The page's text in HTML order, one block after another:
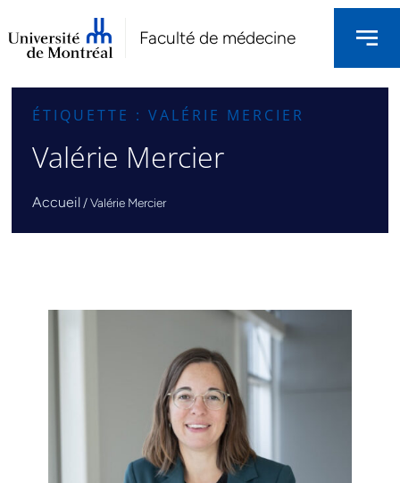
Faculté de médecine
ÉTIQUETTE : VALÉRIE MERCIER
Valérie Mercier
Accueil /Valérie Mercier